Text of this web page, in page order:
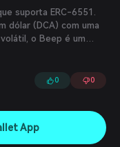
suporta ERC-6551.
dólar (DCA) com uma
o Beep é um
navegar pelas
0 0
App